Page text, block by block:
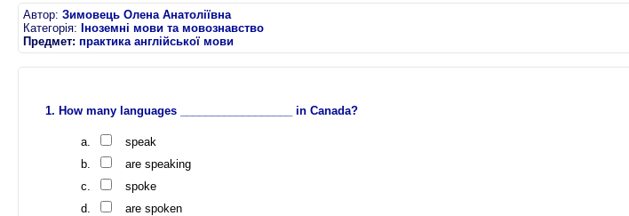
Автор: Зимовець Олена Анатоліївна
Категорія: Іноземні мови та мовознавство
Предмет: практика англійської мови
How many languages __________________ in Canada?
speak
are speaking
spoke
are spoken